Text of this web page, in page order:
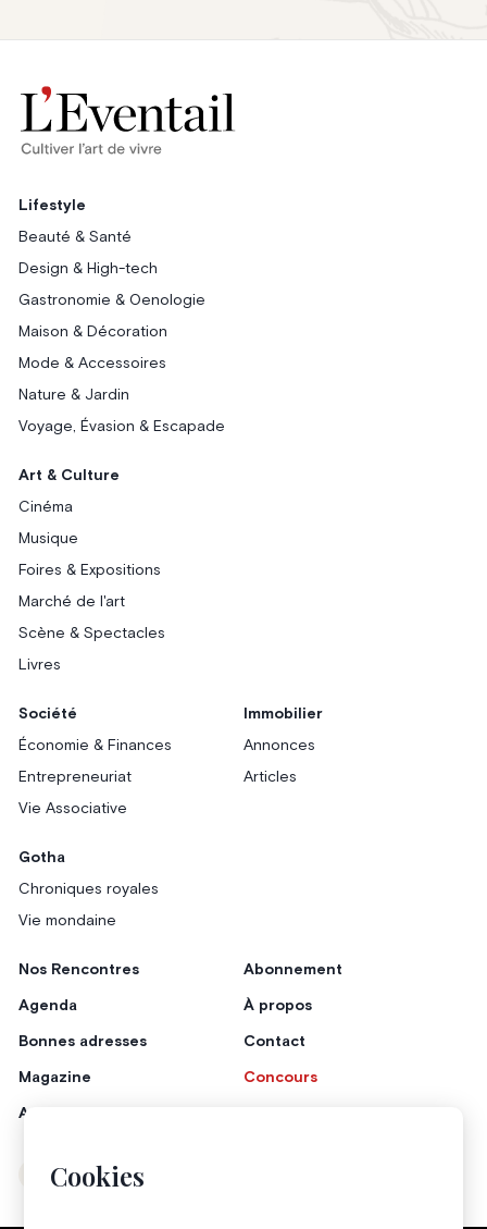
Cookies
Lifestyle
Beauté & Santé
Design & High-tech
Gastronomie & Oenologie
Maison & Décoration
Mode & Accessoires
Nature & Jardin
Voyage, Évasion & Escapade
Art & Culture
Cinéma
Musique
Foires & Expositions
Marché de l'art
Scène & Spectacles
Livres
Société
Économie & Finances
Entrepreneuriat
Vie Associative
Immobilier
Annonces
Articles
Gotha
Chroniques royales
Vie mondaine
Nos Rencontres
Agenda
Bonnes adresses
Magazine
Annonceurs
Abonnement
À propos
Contact
Concours
Instagram